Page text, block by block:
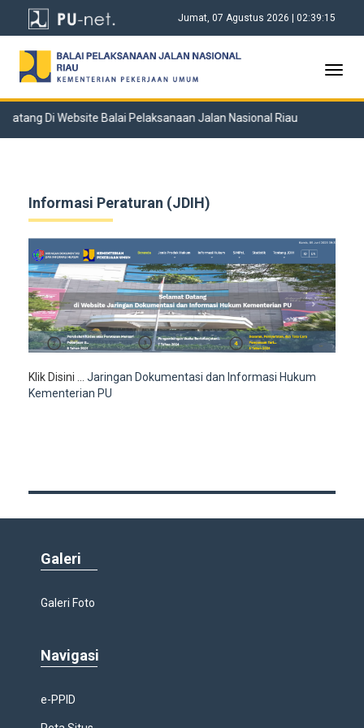
Jumat, 07 Agustus 2026 | 02:39:15
Di Website Balai Pelaksanaan Jalan Nasional Riau
Informasi Peraturan (JDIH)
Klik Disini ... Jaringan Dokumentasi dan Informasi Hukum
Kementerian PU
Galeri
Galeri Foto
Navigasi
e-PPID